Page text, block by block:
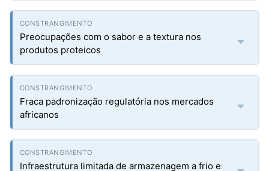
Preocupações com o sabor e a textura nos
produtos proteicos
Fraca padronização regulatória nos mercados
africanos
Infraestrutura limitada de armazenagem a frio e